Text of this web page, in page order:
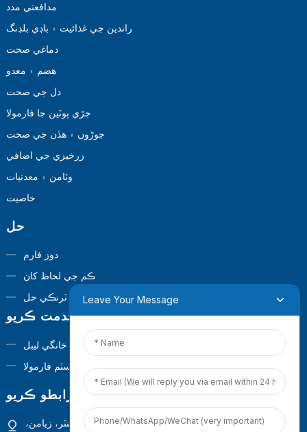
مدافعتي مدد
راندين جي غذائيت ۽ باڊي بلڊنگ
دماغي صحت
هضم ۽ معدو
دل جي صحت
جڙي ٻوٽين جا فارمولا
جوڑوں ۽ هڏن جي صحت
زرخيزي جي اضافي
وٽامن ۽ معدنيات
خاصيت
حل
دوز فارم
ڪم جي لحاظ کان
ٽرنڪي حل
خدمت ڪريو
خانگي ليبل
ڪسٽم فارمولا
اسان سان رابطو ڪريو
پتو: چوٿين منزل، عمارت 1، گوانينشان ڪمرشل آپريشن سينٽر، زيامن،
Leave Your Message